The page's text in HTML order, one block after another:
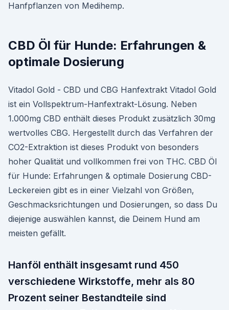
Hanfpflanzen von Medihemp.
CBD Öl für Hunde: Erfahrungen &
optimale Dosierung
Vitadol Gold - CBD und CBG Hanfextrakt Vitadol Gold
ist ein Vollspektrum-Hanfextrakt-Lösung. Neben
1.000mg CBD enthält dieses Produkt zusätzlich 30mg
wertvolles CBG. Hergestellt durch das Verfahren der
CO2-Extraktion ist dieses Produkt von besonders
hoher Qualität und vollkommen frei von THC. CBD Öl
für Hunde: Erfahrungen & optimale Dosierung CBD-
Leckereien gibt es in einer Vielzahl von Größen,
Geschmacksrichtungen und Dosierungen, so dass Du
diejenige auswählen kannst, die Deinem Hund am
meisten gefällt.
Hanföl enthält insgesamt rund 450
verschiedene Wirkstoffe, mehr als 80
Prozent seiner Bestandteile sind